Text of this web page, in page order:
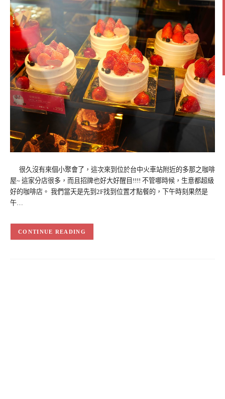
很久沒有來個小聚會了，這次來到位於台中火車站附近的多那之咖啡
屋~ 這家分店很多，而且招牌也好大好醒目!!!! 不管哪時候，生意都超級
好的咖啡店。 我們當天是先到2F找到位置才點餐的，下午時刻果然是
午…
CONTINUE READING